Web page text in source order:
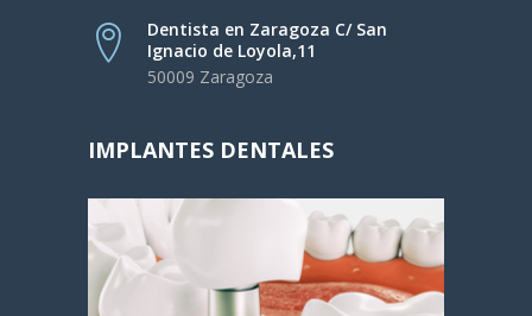
Dentista en Zaragoza C/ San
Ignacio de Loyola,11
50009 Zaragoza
IMPLANTES DENTALES